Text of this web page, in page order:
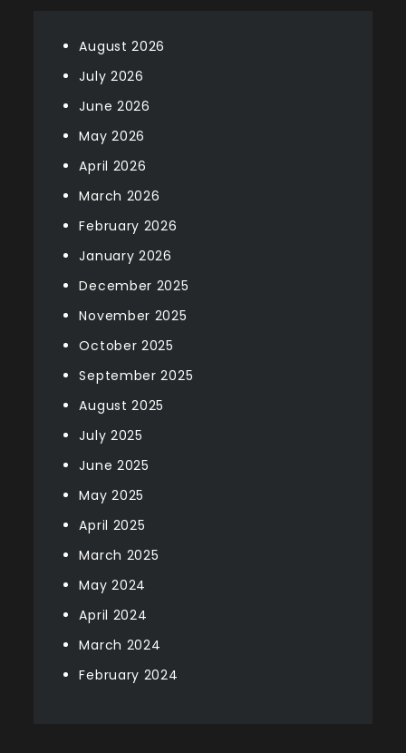
August 2026
July 2026
June 2026
May 2026
April 2026
March 2026
February 2026
January 2026
December 2025
November 2025
October 2025
September 2025
August 2025
July 2025
June 2025
May 2025
April 2025
March 2025
May 2024
April 2024
March 2024
February 2024